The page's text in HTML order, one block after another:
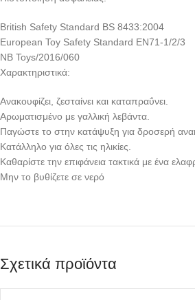
British Safety Standard BS 8433:2004
European Toy Safety Standard EN71-1/2/3
NB Toys/2016/060
Χαρακτηριστικά:
Ανακουφίζει, ζεσταίνει και καταπραΰνει.
Αρωματισμένο με γαλλική λεβάντα.
Παγώστε το στην κατάψυξη για δροσερή
Κατάλληλο για όλες τις ηλικίες.
Καθαρίστε την επιφάνεια τακτικά με ένα
Μην το βυθίζετε σε νερό
Σχετικά προϊόντα